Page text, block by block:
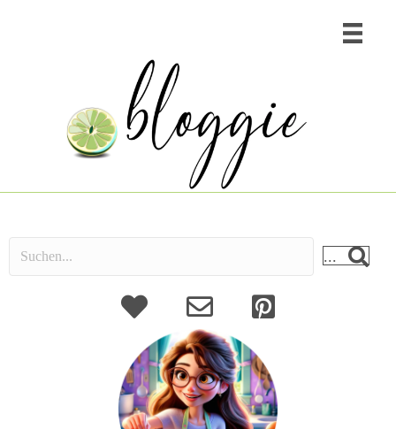
...
About Kontakt